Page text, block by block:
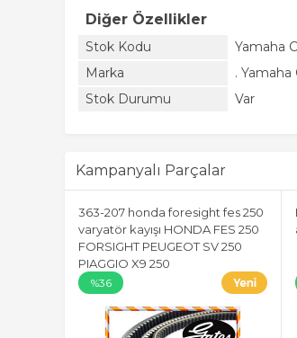
Diğer Özellikler
Stok Kodu
Yamaha
Marka
. Yamaha
Stok Durumu
Var
Kampanyalı Parçalar
363-207 honda foresight fes 250
varyatör kayışı HONDA FES 250
FORSIGHT PEUGEOT SV 250
PIAGGIO X9 250
%36